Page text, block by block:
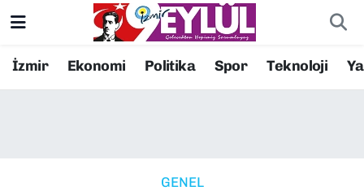
İzmir Ekonomi Politika Spor Teknoloji
GENEL
Resmi İlanlar
Konak Nöbetçi Eczaneler
Süper Lig Puan Durumu ve Fikstür